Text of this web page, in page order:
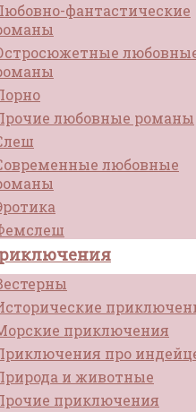
фантастические
любовные романы
любовные
приключения
про
и животные
приключения